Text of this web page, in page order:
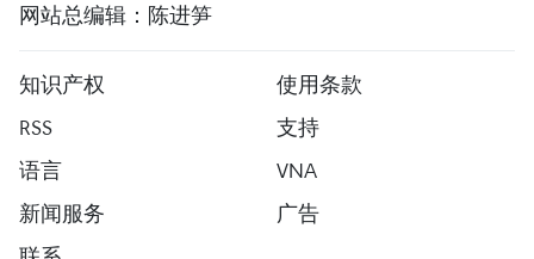
网站总编辑：陈进笋
知识产权
使用条款
RSS
支持
语言
VNA
新闻服务
广告